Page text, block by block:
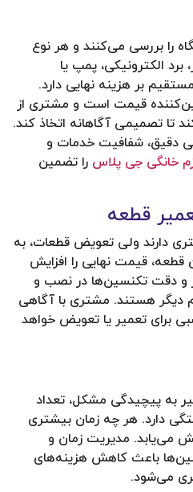
را بررسی می‌کنند و هر نوع
الکترونیکی، پمپ یا
بر هزینه نهایی دارد.
قیمت است و مشتری از
تا تصمیمی آگاهانه اتخاذ کند.
شفافیت خدمات و
خانگی جی پلاس را تضمین
قطعه
دارند ولی تعویض قطعات، به
قطعه، قیمت نهایی را افزایش
و دقت تکنسین‌ها در نصب و
دیگر هستند. مشتری با آگاهی
برای تعمیر یا تعویض خواهد
به پیچیدگی مشکل، تعداد
دارد. هر چه زمان بیشتری
می‌یابد. مدیریت زمان و
باعث کاهش هزینه‌های
می‌شود.